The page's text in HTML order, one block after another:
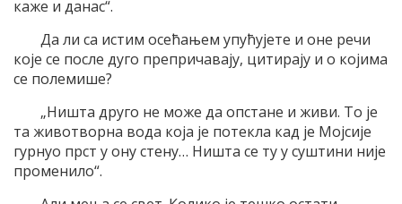
каже и данас“.
Да ли са истим осећањем упућујете и оне речи
које се после дуго препричавају, цитирају и о којима
се полемише?
„Ништа друго не може да опстане и живи. То је
та животворна вода која је потекла кад је Мојсије
гурнуо прст у ону стену… Ништа се ту у суштини није
променило“.